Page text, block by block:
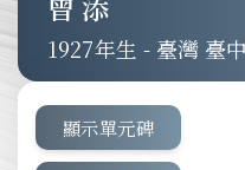
1927 - 臺灣 臺
顯示單元碑